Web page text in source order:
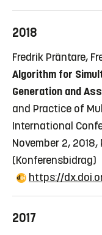
2018
Fredrik Präntare,
Algorithm for
Generation and
and Practice of
International
November 2, 2018,
(Konferensbidrag)
https://
2017